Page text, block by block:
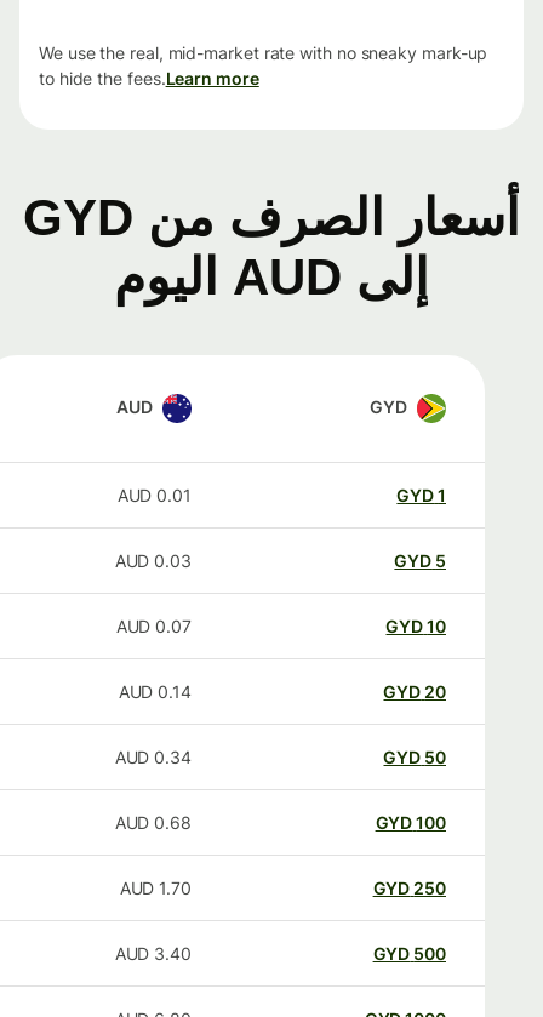
We use the real, mid-market rate with no sneaky mark-up
to hide the fees.Learn more
أسعار الصرف من GYD
إلى AUD اليوم
GYD
AUD
GYD
0.01
AUD
GYD
0.03
AUD
GYD
0.07
AUD
20
GYD
0.14
AUD
50
GYD
0.34
AUD
100
GYD
0.68
AUD
250
GYD
1.70
AUD
500
GYD
3.40
AUD